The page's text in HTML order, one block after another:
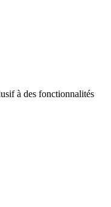
à des fonctionnalités